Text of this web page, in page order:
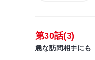
第30話(3)
急な訪問相手にも